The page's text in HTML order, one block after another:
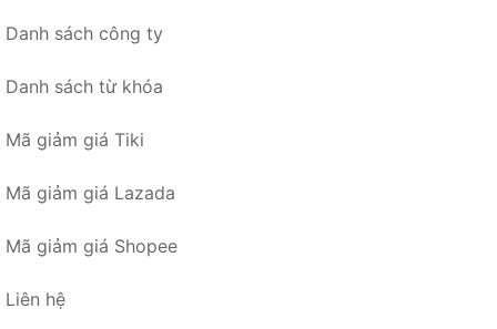
Danh sách công ty
Danh sách từ khóa
Mã giảm giá Tiki
Mã giảm giá Lazada
Mã giảm giá Shopee
Liên hệ